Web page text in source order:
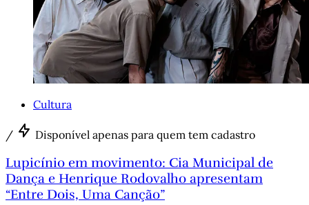
Cultura
/ Disponível apenas para quem tem cadastro
Lupicínio em movimento: Cia Municipal de
Dança e Henrique Rodovalho apresentam
“Entre Dois, Uma Canção”